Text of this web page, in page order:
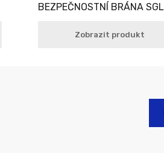
BEZPEČNOSTNÍ BRÁNA SGL
Zobrazit produkt